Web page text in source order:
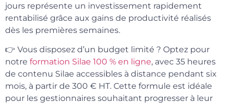
jours représente un investissement rapidement
rentabilisé grâce aux gains de productivité réalisés
dès les premières semaines.
👉 Vous disposez d’un budget limité ? Optez pour
notre formation Silae 100 % en ligne, avec 35 heures
de contenu Silae accessibles à distance pendant six
mois, à partir de 300 € HT. Cette formule est idéale
pour les gestionnaires souhaitant progresser à leur